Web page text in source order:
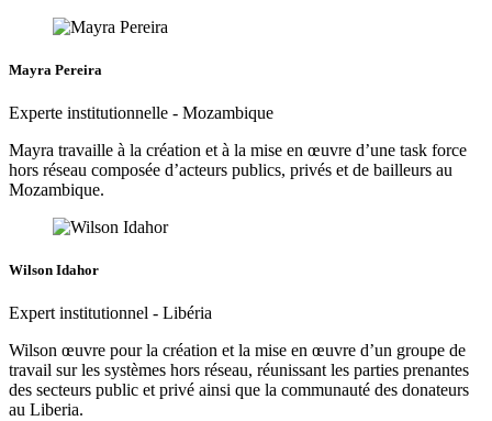
Mayra Pereira
Experte institutionnelle - Mozambique
Mayra travaille à la création et à la mise en œuvre d’une task force
hors réseau composée d’acteurs publics, privés et de bailleurs au
Mozambique.
Wilson Idahor
Expert institutionnel - Libéria
Wilson œuvre pour la création et la mise en œuvre d’un groupe de
travail sur les systèmes hors réseau, réunissant les parties prenantes
des secteurs public et privé ainsi que la communauté des donateurs
au Liberia.